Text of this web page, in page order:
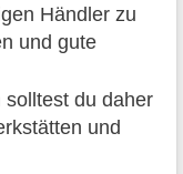
Händler zu
und gute
solltest du daher
und